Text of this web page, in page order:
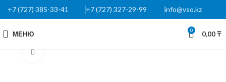
+7 (727) 385-33-41 +7 (727) 327-29-99 info@vso.kz
МЕНЮ 0 0,00₸